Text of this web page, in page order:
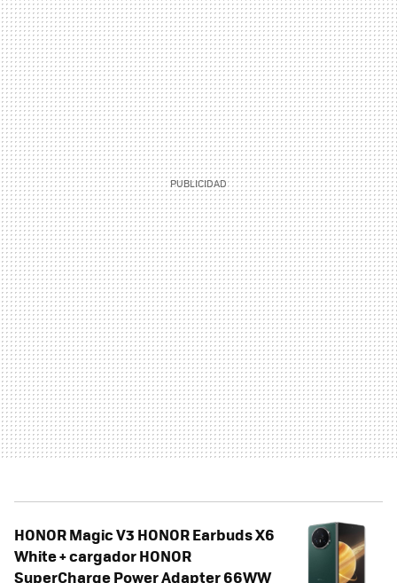
HONOR Magic V3 HONOR Earbuds X6
White + cargador HONOR
SuperCharge Power Adapter 66WW